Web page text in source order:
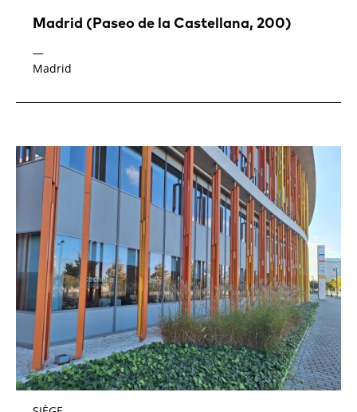
Madrid (Paseo de la Castellana, 200)
—
Madrid